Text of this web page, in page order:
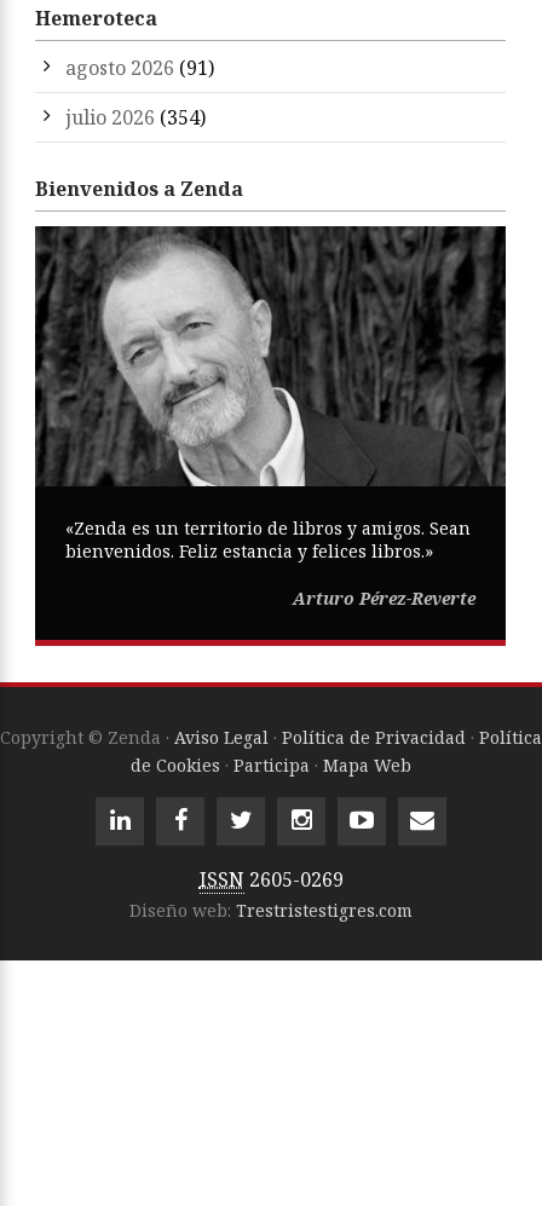
Hemeroteca
agosto 2026 (91)
julio 2026 (354)
Bienvenidos a Zenda
«Zenda es un territorio de libros y amigos. Sean
bienvenidos. Feliz estancia y felices libros.»
Arturo Pérez-Reverte
Copyright © Zenda · Aviso Legal · Política de Privacidad · Política
de Cookies · Participa · Mapa Web
ISSN 2605-0269
Diseño web: Trestristestigres.com